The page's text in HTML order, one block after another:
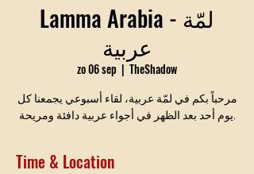
Lamma Arabia - لمّة
عربية
zo 06 sep
  |
TheShadow
مرحباً بكم في لمّة عربية، لقاء أسبوعي يجمعنا كل
يوم أحد بعد الظهر في أجواء عربية دافئة ومريحة.
Time & Location